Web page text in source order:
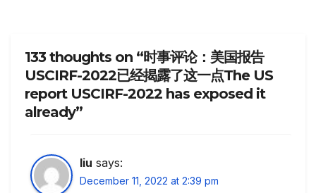
133 thoughts on “时事评论：美国报告
USCIRF-2022已经揭露了这一点The US
report USCIRF-2022 has exposed it
already”
liu says:
December 11, 2022 at 2:39 pm